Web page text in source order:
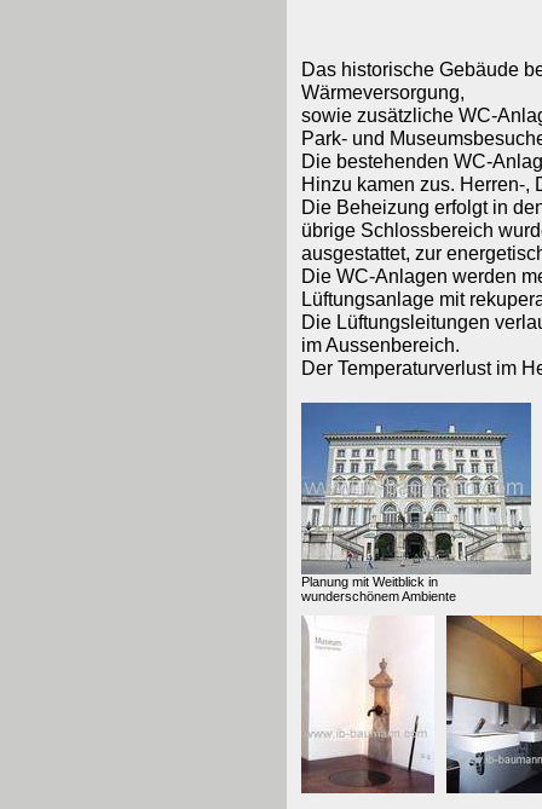
Das historische Gebäude
Wärmeversorgung,
sowie zusätzliche WC-
Park- und
Die bestehenden WC-
Hinzu kamen zus. Herren-,
Die Beheizung erfolgt in
übrige Schlossbereich
ausgestattet, zur
Die WC-Anlagen werden
Lüftungsanlage mit
Die Lüftungsleitungen
im Aussenbereich.
Der Temperaturverlust im
Planung mit Weitblick in
wunderschönem Ambiente